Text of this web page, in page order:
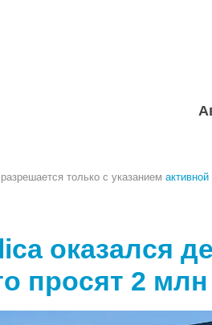
только с указанием
оказался
просят 2